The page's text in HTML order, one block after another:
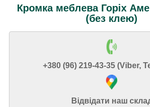
Кромка меблева Горіх
(без клею)
+380 (96) 219-43-35 (Viber,
Відвідати наш